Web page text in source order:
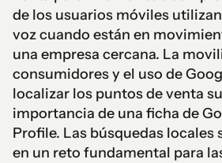
de los usuarios móviles
voz cuando están en
una empresa cercana. La
consumidores y el uso de
localizar los puntos de venta
importancia de una ficha de
Profile. Las búsquedas locales
en un reto fundamental para